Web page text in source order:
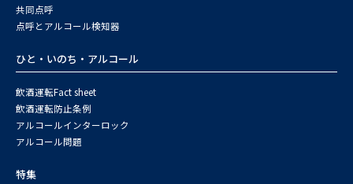
共同点呼
点呼とアルコール検知器
ひと・いのち・アルコール
飲酒運転Fact sheet
飲酒運転防止条例
アルコールインターロック
アルコール問題
特集